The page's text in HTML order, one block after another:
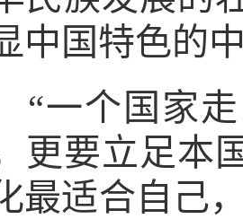
中国特色的
个国家走
更要立足本
最适合自己